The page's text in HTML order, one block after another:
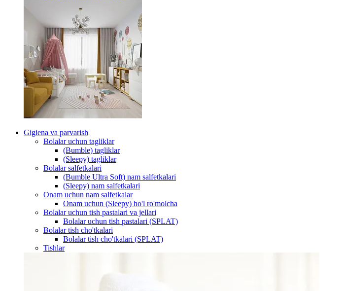
Gigiena va parvarish
Bolalar uchun tagliklar
(Bumble) tagliklar
(Sleepy) tagliklar
Bolalar salfetkalari
(Bumble Ultra Soft) nam salfetkalari
(Sleepy) nam salfetkalari
Onam uchun nam salfetkalar
Onam uchun (Sleepy) ho'l ro'molcha
Bolalar uchun tish pastalari va jellari
Bolalar uchun tish pastalari (SPLAT)
Bolalar tish cho'tkalari
Bolalar tish cho'tkalari (SPLAT)
Tishlar